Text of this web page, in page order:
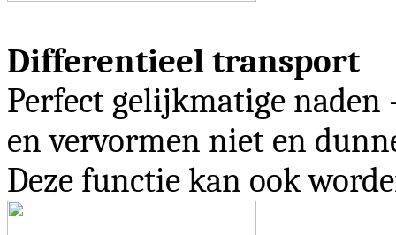
Differentieel transport
Perfect gelijkmatige
en vervormen niet en
Deze functie kan ook